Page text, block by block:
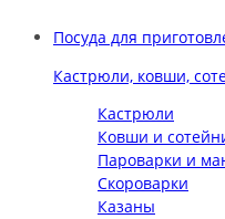
Посуда для
Кастрюли, ковши,
Кастрюли
Ковши и
Пароварки и
Скороварки
Казаны